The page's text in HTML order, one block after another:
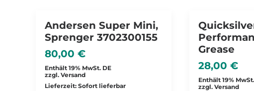
Andersen Super Mini,
Sprenger 3702300155
80,00 €
Enthält 19% MwSt. DE
zzgl. Versand
Lieferzeit: Sofort lieferbar
Grease
28,00 €
Enthält 19%
zzgl. Versand